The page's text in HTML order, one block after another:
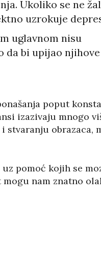
Ukoliko se ne
uzrokuje
uglavnom nisu
da bi upijao njihove
poput
izazivaju mnogo
obrazaca,
pomoć kojih se
mogu nam znatno